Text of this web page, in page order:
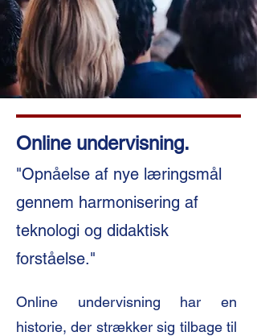
Online undervisning.
"Opnåelse af nye læringsmål
gennem harmonisering af
teknologi og didaktisk
forståelse."
Online undervisning har en
historie, der strækker sig tilbage til